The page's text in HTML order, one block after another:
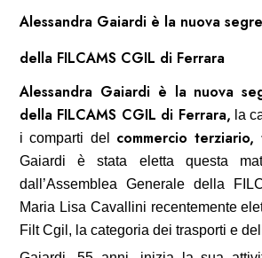
Alessandra Gaiardi è la nuova
della FILCAMS CGIL di Ferrara
Alessandra Gaiardi è la nuova
della FILCAMS CGIL di Ferrara, la
i comparti del commercio
Gaiardi è stata eletta questa
dall’Assemblea Generale della
Maria Lisa Cavallini recentemente
Filt Cgil, la categoria dei trasporti e